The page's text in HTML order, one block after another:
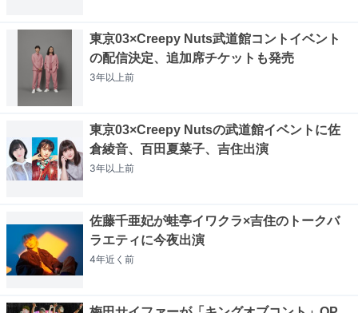
東京03×Creepy Nuts武道館コントイベント
の配信決定、追加席チケットも発売
3年以上前
東京03×Creepy Nutsの武道館イベントに佐
倉綾音、百田夏菜子、吉住出演
3年以上前
佐藤千亜妃が蛙亭イワクラ×吉住のトークバ
ラエティに今夜出演
4年近く 前